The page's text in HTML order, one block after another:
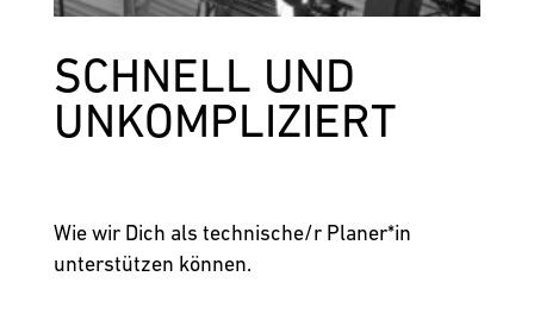
SCHNELL UND
UNKOM­PLIZIERT
Wie wir Dich als technische/r Planer*in
unterstützen können.